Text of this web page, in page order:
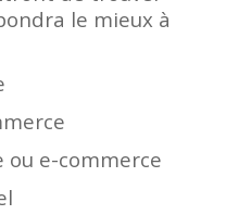
le mieux à
e-commerce